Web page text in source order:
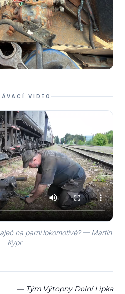
VIDEO
na parní lokomotivě? — Martin
Kypr
— Tým Výtopny Dolní Lipka